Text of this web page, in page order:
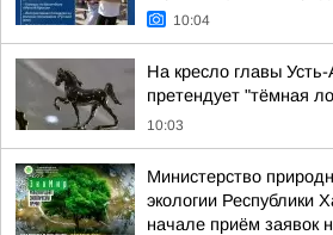
10:04
На кресло главы Усть-
претендует "тёмная
10:03
Министерство
экологии Республики
начале приём заявок